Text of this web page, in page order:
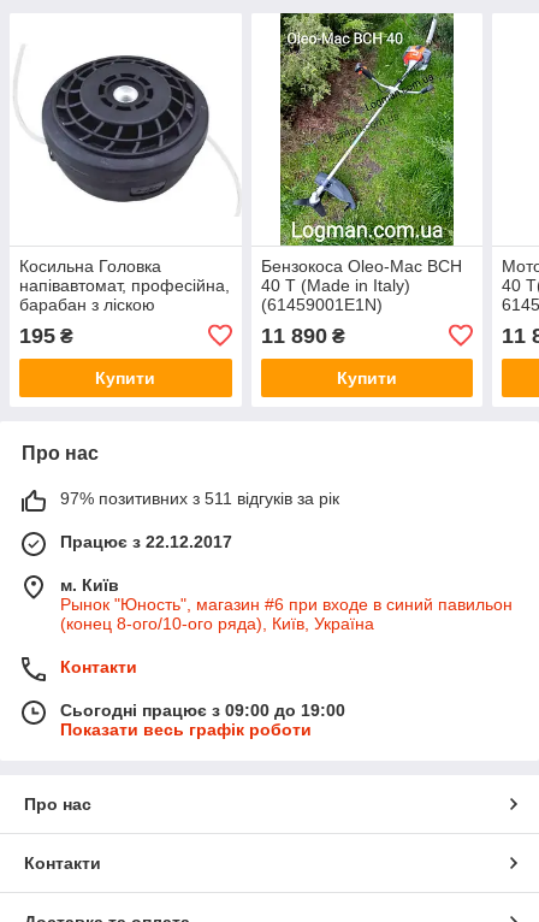
Косильна Головка
напівавтомат, професійна,
барабан з ліскою
195 ₴
Купити
Бензокоса Oleo-Mac BCH
40 T (Made in Italy)
(61459001E1N)
11 890₴
Купити
40
11
Про нас
97% позитивних з 511 відгуків за рік
Працює з 22.12.2017
м. Київ
Рынок "Юность", магазин #6 при входе в синий павильон
(конец 8-ого/10-ого ряда), Київ, Україна
Контакти
Сьогодні працює з 09:00 до 19:00
Показати весь графік роботи
Про нас
Контакти